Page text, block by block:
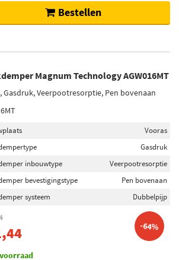
Bestellen
Magnum Technology AGW016MT
Gasdruk, Veerpootresorptie, Pen bovenaan
Vooras
Gasdruk
inbouwtype
Veerpootresorptie
bevestigingstype
Pen bovenaan
systeem
Dubbelpijp
-64%